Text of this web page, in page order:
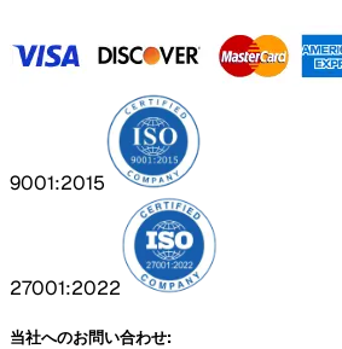
9001:2015
27001:2022
当社へのお問い合わせ: